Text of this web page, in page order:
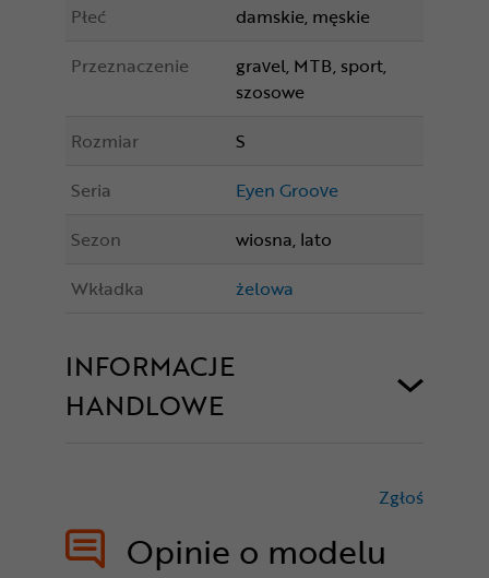
Płeć
damskie, męskie
Przeznaczenie
gravel, MTB, sport,
szosowe
Rozmiar
S
Seria
Eyen Groove
Sezon
wiosna, lato
Wkładka
żelowa
INFORMACJE
HANDLOWE
Opinie o modelu
Zgłoś